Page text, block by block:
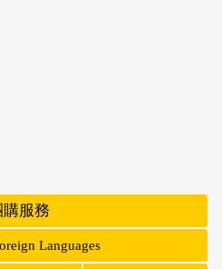
購服務
Languages